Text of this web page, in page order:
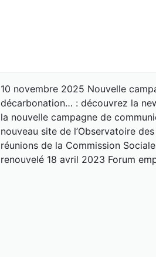
10 novembre 2025 Nouvelle
décarbonation… : découvrez la
la nouvelle campagne de
nouveau site de l’Observatoire
réunions de la Commission
renouvelé 18 avril 2023 Forum